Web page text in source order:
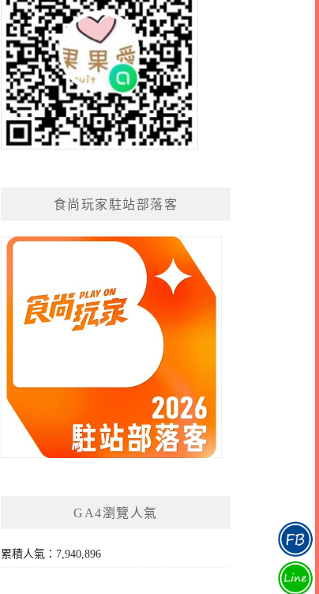
食尚玩家駐站部落客
GA4瀏覽人氣
累積人氣：7,940,896